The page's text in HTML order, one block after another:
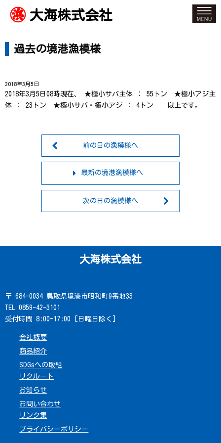
大海株式会社
過去の境港漁模様
2018年3月5日
2018年3月5日08時現在、 ★極小サバ主体 ： 55トン ★極小アジ主
体 ： 23トン ★極小サバ・極小アジ ： 4トン 以上です。
前の日の漁模様へ
最新の境港漁模様へ
次の日の漁模様へ
大海株式会社
〒 684-0034 鳥取県境港市昭和町9番地33
TEL 0859-42-3101
受付時間 8:00-17:00 [日曜日除く]
会社概要
商品紹介
SDGsへの取組
リクルート
お知らせ
お問い合わせ
リンク集
プライバシーポリシー